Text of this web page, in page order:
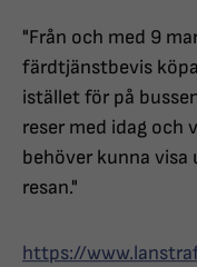
"Från och med 9
färdtjänstbevis
istället för på
reser med idag och
behöver kunna
resan."
https://